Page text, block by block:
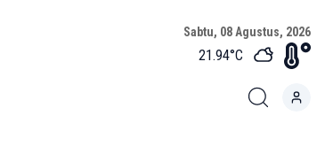
Sabtu, 08 Agustus, 2026
21.94°C